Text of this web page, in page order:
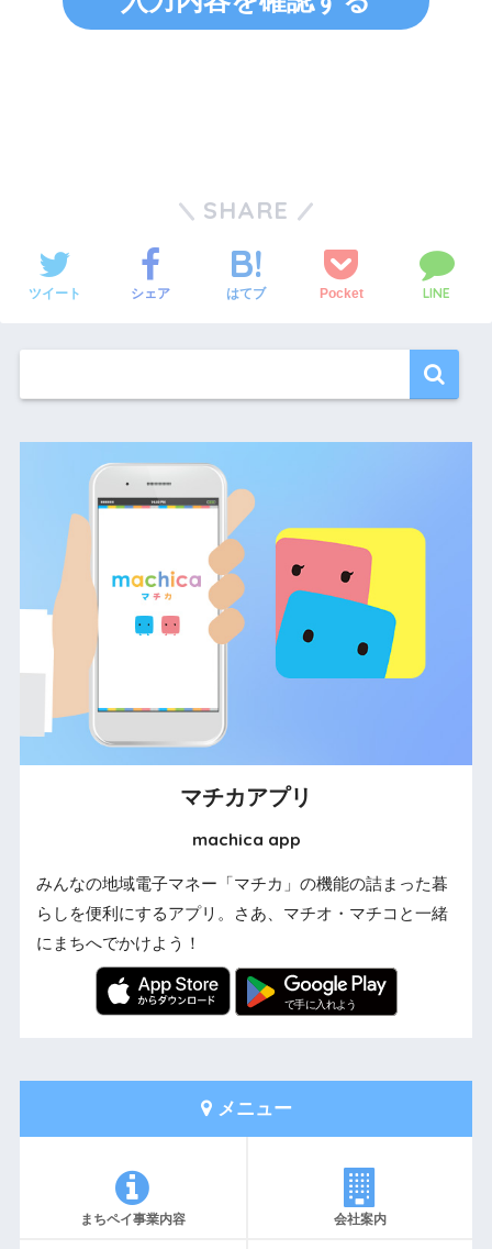
SHARE
ツイート シェア はてブ Pocket LINE
マチカアプリ
machica app
みんなの地域電子マネー「マチカ」の機能の詰まった暮
らしを便利にするアプリ。さあ、マチオ・マチコと一緒
にまちへでかけよう！
メニュー
まちペイ事業内容 会社案内